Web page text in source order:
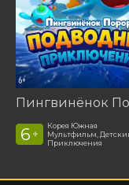
6 +
Корея Южная
Мультфильм,
Приключения